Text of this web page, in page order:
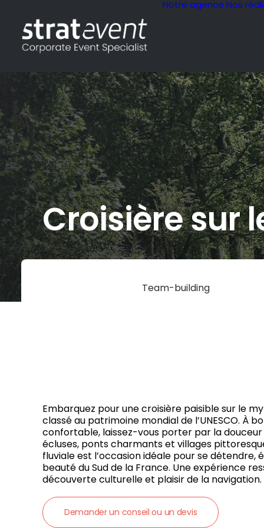
Notre agence Nos
Croisière sur
Team-building
Embarquez pour une croisière paisible sur le
classé au patrimoine mondial de l’UNESCO. À
confortable, laissez-vous porter par la
écluses, ponts charmants et villages
fluviale est l’occasion idéale pour se détendre,
beauté du Sud de la France. Une expérience
découverte culturelle et plaisir de la navigation.
Demander un conseil ou un devis